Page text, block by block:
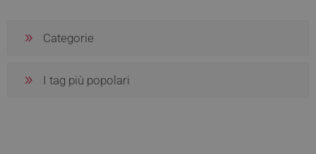
Categorie
I tag più popolari